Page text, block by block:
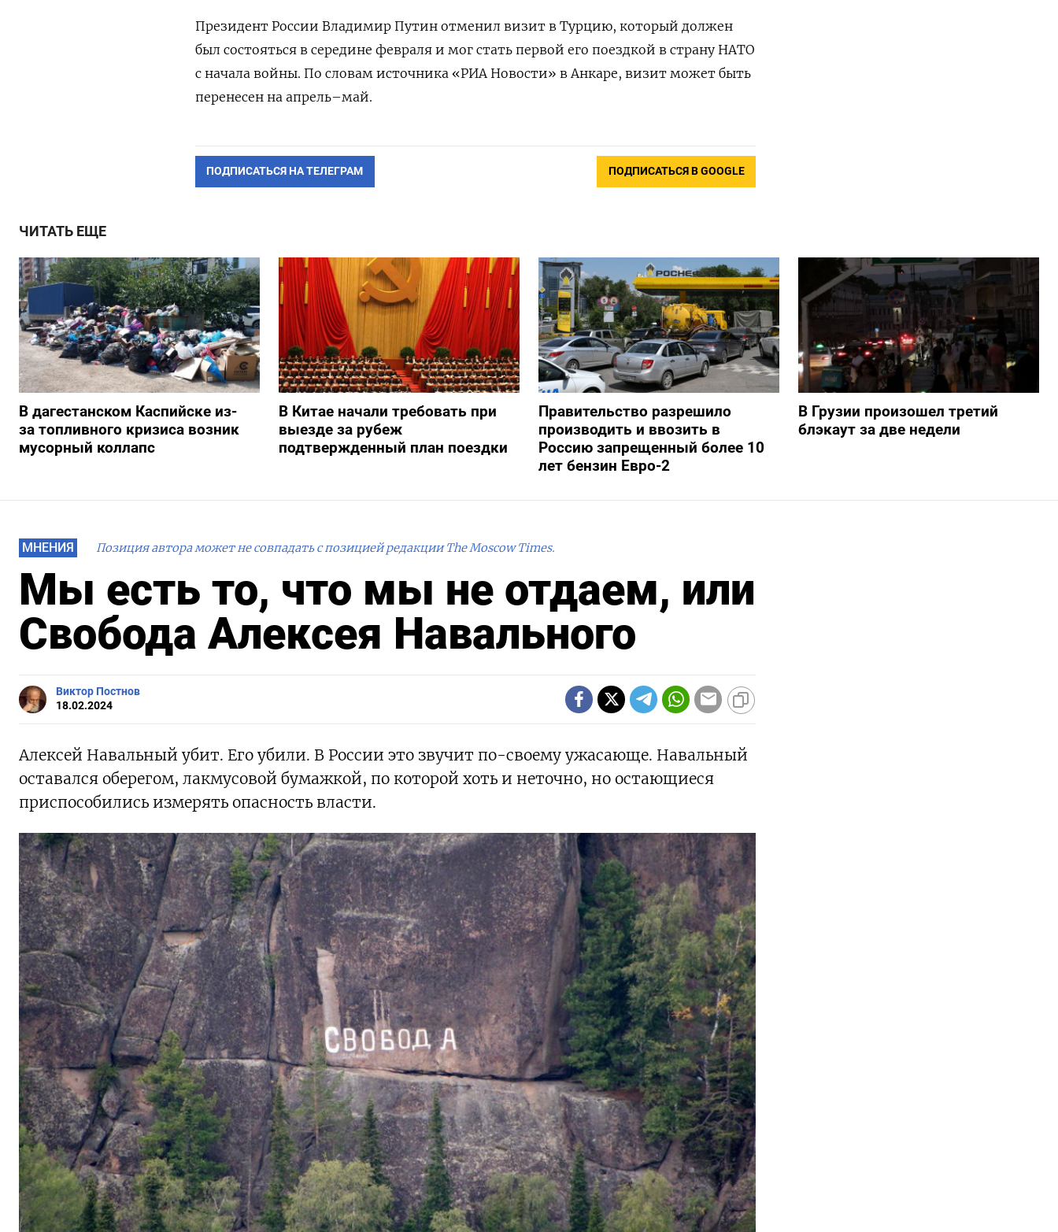
Президент России Владимир Путин отменил визит в Турцию, который должен
был состояться в середине февраля и мог стать первой его поездкой в страну НАТО
с начала войны. По словам источника «РИА Новости» в Анкаре, визит может быть
перенесен на апрель–май.
ПОДПИСАТЬСЯ НА ТЕЛЕГРАМ ПОДПИСАТЬСЯ В GOOGLE
ЧИТАТЬ ЕЩЕ
В дагестанском Каспийске из-
за топливного кризиса возник
мусорный коллапс
В Китае начали требовать при
выезде за рубеж
подтвержденный план поездки
Правительство разрешило
производить и ввозить в
Россию запрещенный более 10
лет бензин Евро-2
В Грузии произошел третий
блэкаут за две недели
МНЕНИЯ Позиция автора может не совпадать с позицией редакции The Moscow Times.
Мы есть то, что мы не отдаем, или
Свобода Алексея Навального
Виктор Постнов
18.02.2024
Алексей Навальный убит. Его убили. В России это звучит по-своему ужасающе. Навальный
оставался оберегом, лакмусовой бумажкой, по которой хоть и неточно, но остающиеся
приспособились измерять опасность власти.